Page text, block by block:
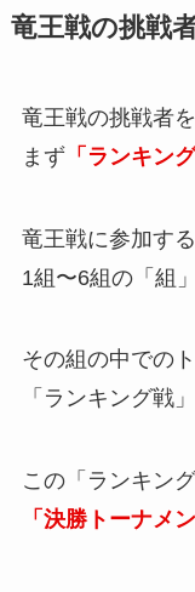
竜王戦の挑戦
竜王戦の挑戦者
まず「ランキング
竜王戦に参加す
1組〜6組の「組
その組の中での
「ランキング戦
この「ランキン
「決勝トーナメン